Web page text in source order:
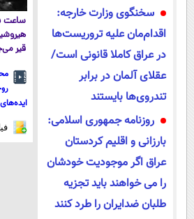
سخنگوی وزارت خارجه:
اقدام‌مان علیه تروریست‌ها
در عراق کاملا قانونی است/
عقلای آلمان در برابر
تندروی‌ها بایستند
روزنامه جمهوری اسلامی:
بارزانی و اقلیم کردستان
عراق اگر موجودیت خودشان
را می خواهند باید تجزیه
طلبان ضدایران را طرد کنند
قیر